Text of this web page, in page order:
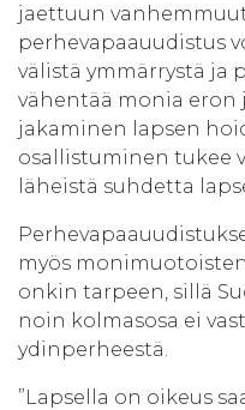
jaettuun
perhevapaauudistus
välistä ymmärrystä ja
vähentää monia eron
jakaminen lapsen
osallistuminen tukee
läheistä suhdetta
myös
onkin tarpeen, sillä
noin kolmasosa ei
ydinperheestä.
”Lapsella on oikeus